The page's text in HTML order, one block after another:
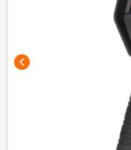
chevron_left